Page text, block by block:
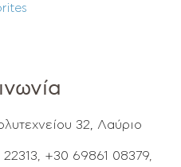
32, Λαύριο
+30 69861 08379,